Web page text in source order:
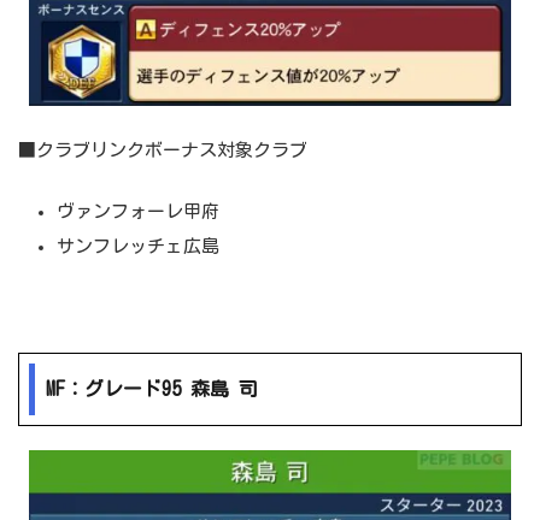
■クラブリンクボーナス対象クラブ
ヴァンフォーレ甲府
サンフレッチェ広島
MF：グレード95 森島 司